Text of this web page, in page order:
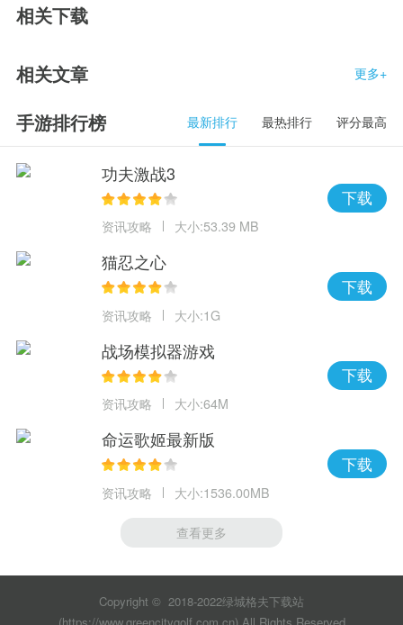
相关下载
相关文章 更多+
手游排行榜 最新排行 最热排行 评分最高
功夫激战3
资讯攻略 大小:53.39 MB
下载
猫忍之心
资讯攻略 大小:1G
下载
战场模拟器游戏
资讯攻略 大小:64M
下载
命运歌姬最新版
资讯攻略 大小:1536.00MB
下载
查看更多
Copyright © 2018-2022绿城格夫下载站